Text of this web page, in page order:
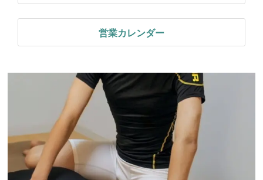
営業カレンダー